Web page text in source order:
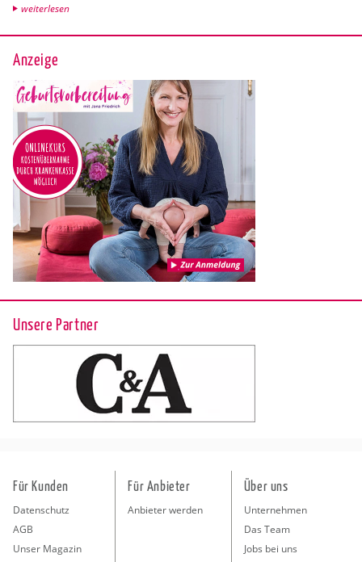
wei­ter­le­sen
Anzeige
Unsere Partner
Für Kunden
Datenschutz
AGB
Unser Magazin
Für Anbieter
Anbieter werden
Über uns
Unternehmen
Das Team
Jobs bei uns